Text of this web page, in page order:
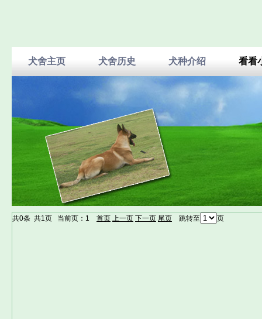
犬舍主页 犬舍历史 犬种介绍 看看
共0条 共1页 当前页： 1 首页 上一页 下一页 尾页 跳转至 页